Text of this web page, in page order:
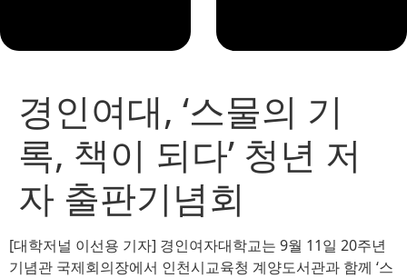
경인여대, ‘스물의 기
록, 책이 되다’ 청년 저
자 출판기념회
[대학저널 이선용 기자] 경인여자대학교는 9월 11일 20주년
기념관 국제회의장에서 인천시교육청 계양도서관과 함께 ‘스